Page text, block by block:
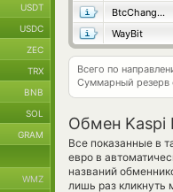
BtcChange24
WayBit
Всего по
Суммарный резерв
Обмен Kaspi
Все показанные в
евро в
названий
лишь раз кликнуть
USDT
USDC
ZEC
TRX
BNB
SOL
GRAM
WMZ